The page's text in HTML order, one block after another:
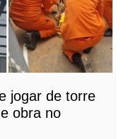
jogar de torre
obra no